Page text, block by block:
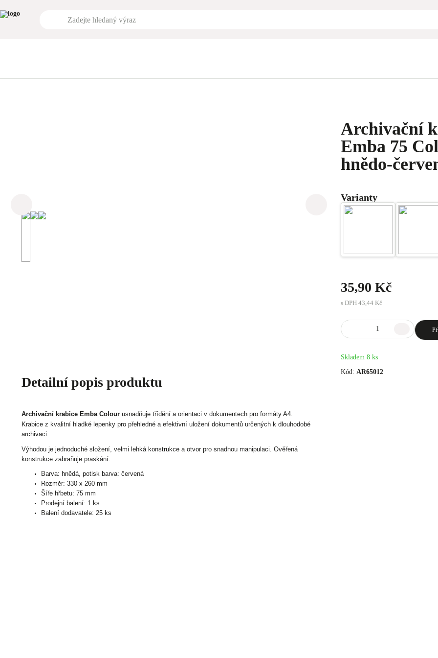
Detailní popis produktu
Archivační krabice Emba Colour usnadňuje třídění a orientaci v dokumentech pro formáty A4.
Krabice z kvalitní hladké lepenky pro přehledné a efektivní uložení dokumentů určených k dlouhodobé
archivaci.
Výhodou je jednoduché složení, velmi lehká konstrukce a otvor pro snadnou manipulaci. Ověřená
konstrukce zabraňuje praskání.
Barva: hnědá, potisk barva: červená
Rozměr: 330 x 260 mm
Šíře hřbetu: 75 mm
Prodejní balení: 1 ks
Balení dodavatele: 25 ks
Archivační
Emba 75
hnědo-
Varianty
35,90 Kč
s DPH 43,44 Kč
Skladem 8 ks
Kód: AR65012